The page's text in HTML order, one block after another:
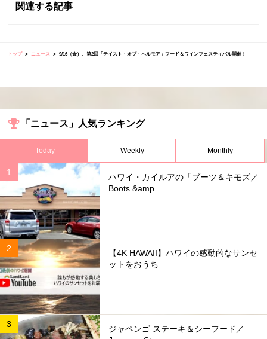
関連する記事
トップ ニュース 9/16（金）、第2回「テイスト・オブ・ヘルモア」フード＆ワインフェスティバル開催！
「ニュース」人気ランキング
Today Weekly Monthly
ハワイ・カイルアの「ブーツ＆キモズ／
Boots &amp...
【4K HAWAII】ハワイの感動的なサンセ
ットをおうち...
ジャペンゴ ステーキ＆シーフード／